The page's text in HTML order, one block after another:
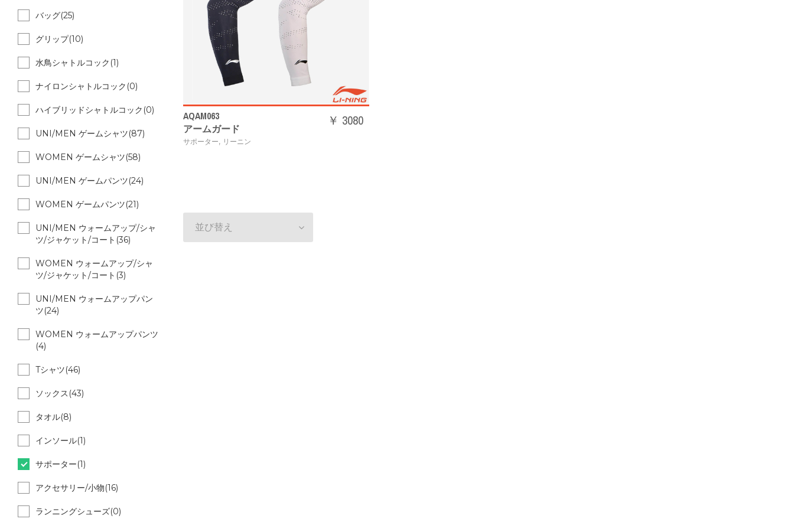
AQAM063
アームガード
サポーター, リーニン
￥ 3080
並び替え
バッグ(25)
グリップ(10)
水鳥シャトルコック(1)
ナイロンシャトルコック(0)
ハイブリッドシャトルコック(0)
UNI/MEN ゲームシャツ(87)
WOMEN ゲームシャツ(58)
UNI/MEN ゲームパンツ(24)
WOMEN ゲームパンツ(21)
UNI/MEN ウォームアップ/シャ
ツ/ジャケット/コート(36)
WOMEN ウォームアップ/シャ
ツ/ジャケット/コート(3)
UNI/MEN ウォームアップパン
ツ(24)
WOMEN ウォームアップパンツ
(4)
Tシャツ(46)
ソックス(43)
タオル(8)
インソール(1)
サポーター(1)
アクセサリー/小物(16)
ランニングシューズ(0)